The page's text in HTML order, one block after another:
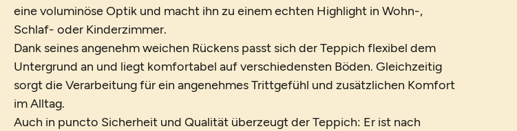
eine voluminöse Optik und macht ihn zu einem echten Highlight in Wohn-,
Schlaf- oder Kinderzimmer.
Dank seines angenehm weichen Rückens passt sich der Teppich flexibel dem
Untergrund an und liegt komfortabel auf verschiedensten Böden. Gleichzeitig
sorgt die Verarbeitung für ein angenehmes Trittgefühl und zusätzlichen Komfort
im Alltag.
Auch in puncto Sicherheit und Qualität überzeugt der Teppich: Er ist nach